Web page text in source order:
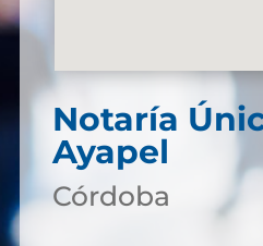
Notaría
Ayapel
Córdoba